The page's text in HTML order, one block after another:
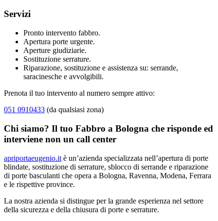
Servizi
Pronto intervento fabbro.
Apertura porte urgente.
Aperture giudiziarie.
Sostituzione serrature.
Riparazione, sostituzione e assistenza su: serrande,
saracinesche e avvolgibili.
Prenota il tuo intervento al numero sempre attivo:
051 0910433 (da qualsiasi zona)
Chi siamo? Il tuo Fabbro a Bologna che risponde ed
interviene non un call center
apriportaeugenio.it è un’azienda specializzata nell’apertura di porte
blindate, sostituzione di serrature, sblocco di serrande e riparazione
di porte basculanti che opera a Bologna, Ravenna, Modena, Ferrara
e le rispettive province.
La nostra azienda si distingue per la grande esperienza nel settore
della sicurezza e della chiusura di porte e serrature.